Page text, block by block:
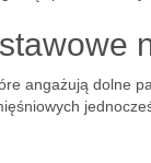
angażują dolne